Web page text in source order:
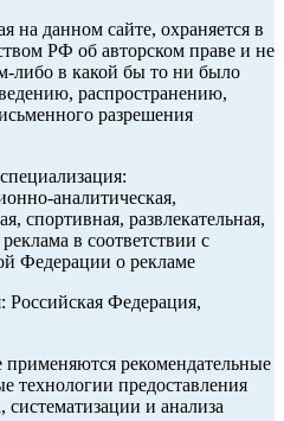
на данном сайте, охраняется в
РФ об авторском праве и не
либо в какой бы то ни было
распространению,
разрешения
аналитическая,
спортивная, развлекательная,
в соответствии с
Федерации о рекламе
Российская Федерация,
рекомендательные
технологии предоставления
и анализа